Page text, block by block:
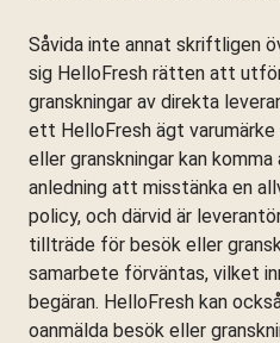
Såvida inte annat skriftligen
sig HelloFresh rätten att
granskningar av direkta
ett HelloFresh ägt varumärke
eller granskningar kan
anledning att misstänka en
policy, och därvid är
tillträde för besök eller
samarbete förväntas, vilket
begäran. HelloFresh kan
oanmälda besök eller